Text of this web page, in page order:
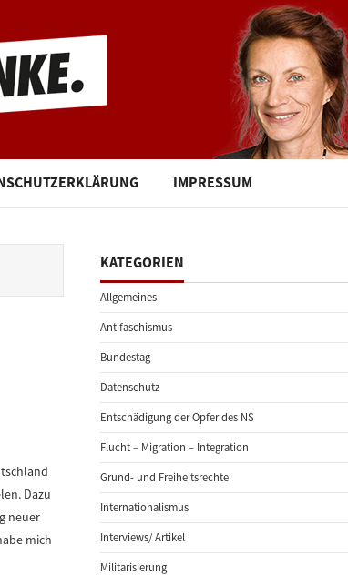
IMPRESSUM
Dazu
neuer
mich
KATEGORIEN
Allgemeines
Antifaschismus
Bundestag
Datenschutz
Entschädigung der Opfer des NS
Flucht – Migration – Integration
Grund- und Freiheitsrechte
Internationalismus
Interviews/ Artikel
Militarisierung